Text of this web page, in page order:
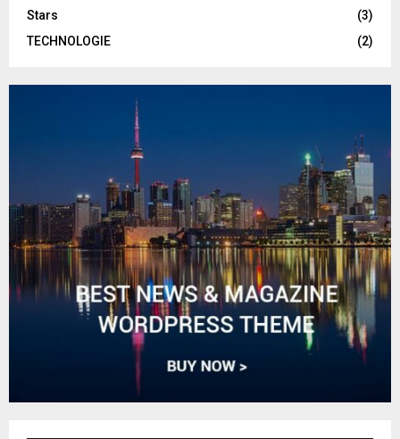
Stars
(3)
TECHNOLOGIE
(2)